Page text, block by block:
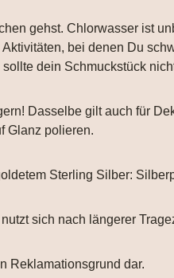
gehst. Chlorwasser ist
bei denen Du
sollte dein Schmuckstück
Dasselbe gilt auch für
Glanz polieren.
Sterling Silber:
sich nach längerer
Reklamationsgrund dar.